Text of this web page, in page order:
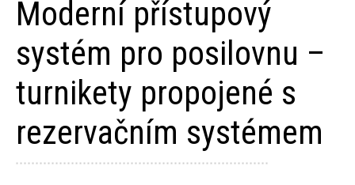
Moderní přístupový
systém pro posilovnu –
turnikety propojené s
rezervačním systémem